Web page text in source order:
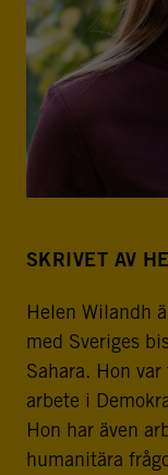
SKRIVET AV
Helen Wilandh
med Sveriges
Sahara. Hon
arbete i
Hon har även
humanitära